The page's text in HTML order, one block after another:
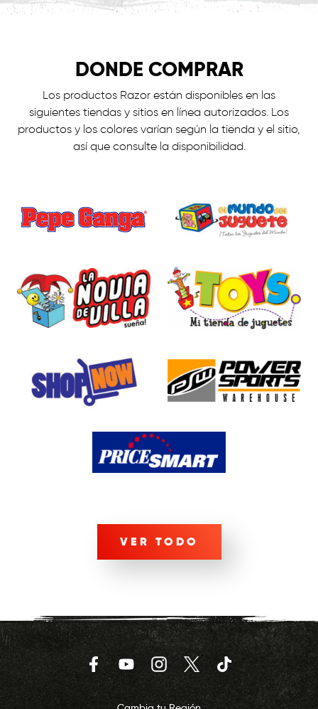
DONDE COMPRAR
Los productos Razor están disponibles en las
siguientes tiendas y sitios en línea autorizados. Los
productos y los colores varían según la tienda y el sitio,
así que consulte la disponibilidad.
VER TODO
FacebookYouTubeInstagramTwitter TikTok